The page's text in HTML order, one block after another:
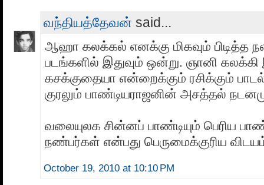
வந்தியத்தேவன் said...
ஆஹா கலக்கல் எனக்கு மிகவும் பிடித்த
படங்களில் இதுவும் ஒன்று. ஞானி கலக்கி
கசக்குதையா என்றைக்கும் ரசிக்கும்
குரலும் பாண்டியராஜனின் அசத்தல்
வலையுலக சின்னப் பாண்டியும் பெரிய
நண்பர்கள் என்பது பெருமைக்குரிய
October 19, 2010 at 10:10 PM